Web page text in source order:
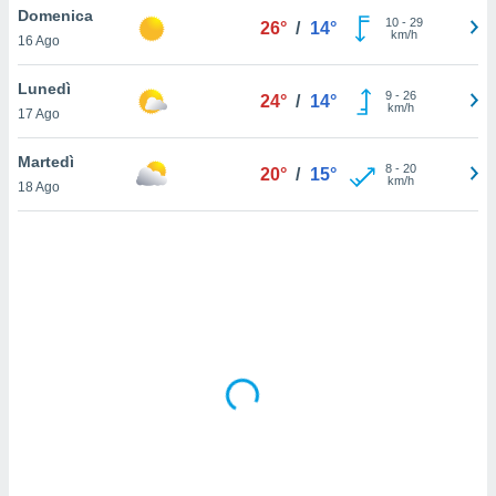
cookie
in
Domenica
16 Ago
26° / 14° 10- 29
km/h
Lunedì
17 Ago
24° / 14° 9- 26
km/h
Martedì
18 Ago
20° / 15° 8- 20
km/h